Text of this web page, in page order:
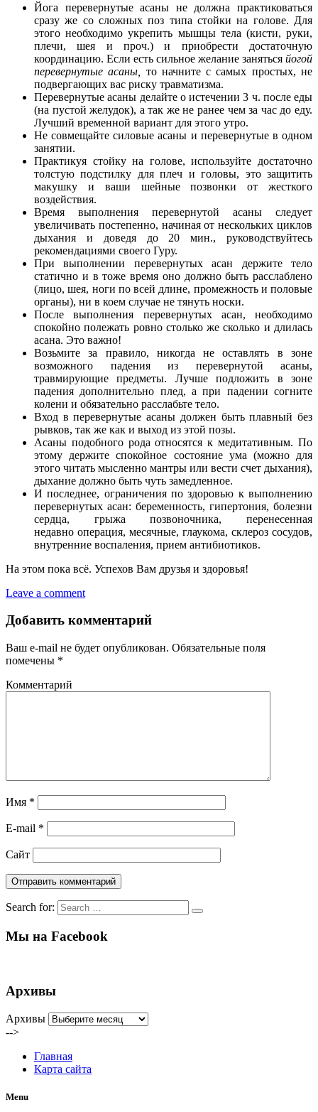
Йога перевернутые асаны не должна практиковаться
сразу же со сложных поз типа стойки на голове. Для
этого необходимо укрепить мышцы тела (кисти, руки,
плечи, шея и проч.) и приобрести достаточную
координацию. Если есть сильное желание заняться йогой
перевернутые асаны,
то начните с самых простых, не
подвергающих вас риску травматизма.
Перевернутые асаны делайте о истечении 3 ч. после еды
(на пустой желудок), а так же не ранее чем за час до еду.
Лучший временной вариант для этого утро.
Не совмещайте силовые асаны и перевернутые в одном
занятии.
Практикуя стойку на голове, используйте достаточно
толстую подстилку для плеч и головы, это защитить
макушку и ваши шейные позвонки от жесткого
воздействия.
Время выполнения перевернутой асаны следует
увеличивать постепенно, начиная от нескольких циклов
дыхания и доведя до 20 мин., руководствуйтесь
рекомендациями своего Гуру.
При выполнении перевернутых асан держите тело
статично и в тоже время оно должно быть расслаблено
(лицо, шея, ноги по всей длине, промежность и половые
органы), ни в коем случае не тянуть носки.
После выполнения перевернутых асан, необходимо
спокойно полежать ровно столько же сколько и длилась
асана. Это важно!
Возьмите за правило, никогда не оставлять в зоне
возможного падения из перевернутой асаны,
травмирующие предметы. Лучше подложить в зоне
падения дополнительно плед, а при падении согните
колени и обязательно расслабьте тело.
Вход в перевернутые асаны должен быть плавный без
рывков, так же как и выход из этой позы.
Асаны подобного рода относятся к медитативным. По
этому держите спокойное состояние ума (можно для
этого читать мысленно мантры или вести счет дыхания),
дыхание должно быть чуть замедленное.
И последнее, ограничения по здоровью к выполнению
перевернутых асан: беременность, гипертония, болезни
сердца, грыжа позвоночника, перенесенная
недавно операция, месячные, глаукома, склероз сосудов,
внутренние воспаления, прием антибиотиков.
На этом пока всё. Успехов Вам друзья и здоровья!
Leave a comment
Добавить комментарий
Ваш e-mail не будет опубликован. Обязательные поля
помечены *
Комментарий
Имя *
E-mail *
Сайт
Search for:
Мы на Facebook
Архивы
Архивы
-->
Главная
Карта сайта
Menu